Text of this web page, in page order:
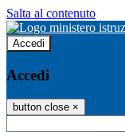
Salta al contenuto
Accedi
Accedi
button close ×